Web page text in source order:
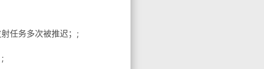
任务多次被推迟；;